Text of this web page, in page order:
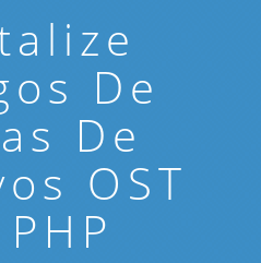
De
De
OST